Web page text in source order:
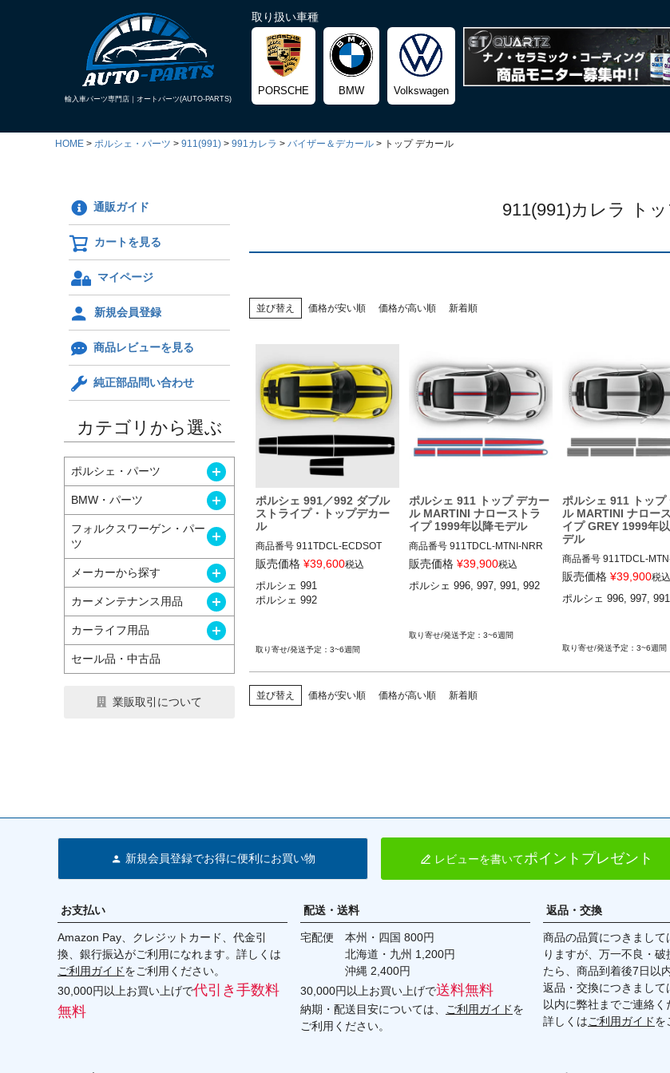
輸入車パーツ専門店｜オートパーツ(AUTO-PARTS)
取り扱い車種
PORSCHE BMW Volkswagen
検索
HOME ポルシェ・パーツ 911(991) 991カレラ バイザー＆デカール トップ デカール
通販ガイド
カートを見る
マイページ
新規会員登録
商品レビューを見る
純正部品問い合わせ
カテゴリから選ぶ
ポルシェ・パーツ
BMW・パーツ
フォルクスワーゲン・パー
ツ
メーカーから探す
カーメンテナンス用品
カーライフ用品
セール品・中古品
業販取引について
911(991)カレラ ト
並び替え 価格が安い順 価格が高い順 新着順
ポルシェ 991／992 ダブル
ストライプ・トップデカー
ル
商品番号 911TDCL-ECDSOT
EXCLUSIVE CONTOURED DO
UBLE STRIPES OVER THE TO
販売価格 ¥39,600税込
ポルシェ 991
ポルシェ 992
3~6週間
ポルシェ 911 トップ デカー
ル MARTINI ナローストラ
イプ 1999年以降モデル
商品番号 911TDCL-MTNI-NRR
W
販売価格 ¥39,900税込
ポルシェ 996, 997, 991, 992
3~6週間
ポルシェ 911 トップ
ル MARTINI ナロー
イプ GREY 1999年
デル
商品番号 911TDCL-
GRY
販売価格 ¥39,900税込
ポルシェ 996, 997,
3~6週間
並び替え 価格が安い順 価格が高い順 新着順
新規会員登録でお得に便利にお買い物 レビューを書いてポイントプレゼント
お支払い
Amazon Pay、クレジットカード、代金引
換、銀行振込がご利用になれます。詳しくは
ご利用ガイドをご利用ください。
30,000円以上お買い上げで代引き手数料
無料
配送・送料
宅配便 本州・四国 800円
北海道・九州 1,200円
沖縄 2,400円
30,000円以上お買い上げで送料無料
納期・配送目安については、 ご利用ガイドを
ご利用ください。
返品・交換
商品の品質につきまして
りますが、万一不良・
たら、商品到着後7日以
返品・交換につきまして
以内に弊社までご連絡く
詳しくはご利用ガイドを